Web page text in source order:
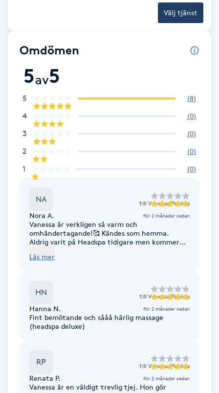
Diamantslipning
Extensions
Extensions borttagning
Eyeliner-tatuering
Faceliftmassage
Fettreducering
Fibromassage
Fotmassage
Välj tjänst
Omdömen
5av5
5 (8)
4 (0)
3 (0)
2 (0)
1 (0)
NA till Vanessa Paulina
Nora A. för 2 månader sedan
Vanessa är verkligen så varm och
omhändertagande!🥰 Kändes som hemma.
Aldrig varit på Headspa tidigare men kommer
besöker Stockholm! 🤩
Läs mer
HN till Vanessa Paulina
Hanna N. för 2 månader sedan
Fint bemötande och sååå härlig massage
(headspa deluxe)
RP till Vanessa Paulina
Renata P. för 2 månader sedan
Vanessa är en väldigt trevlig tjej. Hon gör